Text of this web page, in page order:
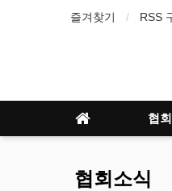
즐겨찾기 RSS
협
협회소식